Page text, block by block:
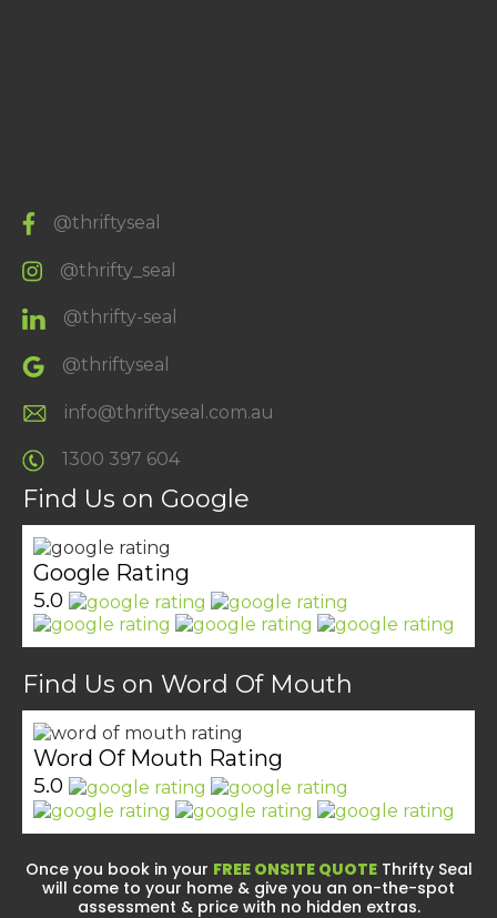
@thriftyseal
@thrifty_seal
@thrifty-seal
@thriftyseal
info@thriftyseal.com.au
1300 397 604
Find Us on Google
Google Rating
5.0
Find Us on Word Of Mouth
Word Of Mouth Rating
5.0
Once you book in your FREE ONSITE QUOTEThrifty Seal
will come to your home & give you an on-the-spot
assessment & price with no hidden extras.